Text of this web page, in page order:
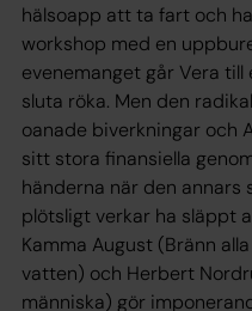
hälsoapp att ta fart och
workshop med en
evenemanget går Vera
sluta röka. Men den
oanade biverkningar och
sitt stora finansiella
händerna när den annars
plötsligt verkar ha släppt
Kamma August (Bränn
vatten) och Herbert
människa) gör